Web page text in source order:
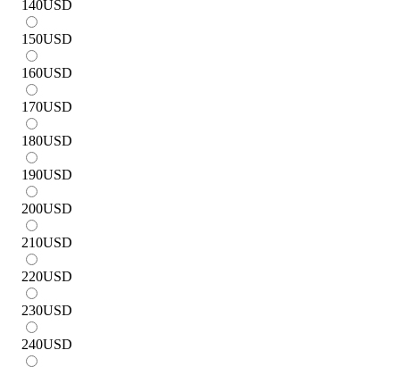
140USD
150USD
160USD
170USD
180USD
190USD
200USD
210USD
220USD
230USD
240USD